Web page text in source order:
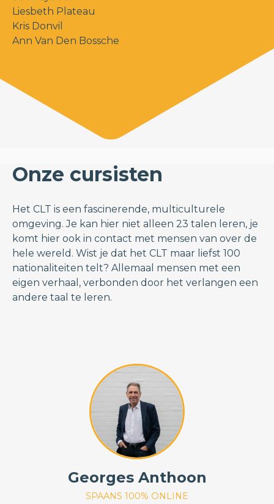
Liesbeth Plateau
Kris Donvil
Ann Van Den Bossche
Onze cursisten
Het CLT is een fascinerende, multiculturele
omgeving. Je kan hier niet alleen 23 talen leren, je
komt hier ook in contact met mensen van over de
hele wereld. Wist je dat het CLT maar liefst 100
nationaliteiten telt? Allemaal mensen met een
eigen verhaal, verbonden door het verlangen een
andere taal te leren.
Georges Anthoon
SPAANS 100% ONLINE